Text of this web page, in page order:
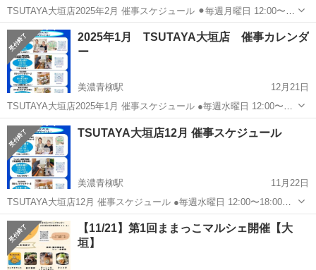
TSUTAYA大垣店2025年2月 催事スケジュール ⚫︎毎週月曜日 12:00〜
19:00 『やまと式かずたま術®︎』 摩利子の部屋 @suehiro7kztm ●毎月
第1、第3火曜日(4日、18日) 12:00〜1...
岐阜 大垣市 美濃青柳駅 ワークショップ 催事
2025年1月 TSUTAYA大垣店 催事カレンダ
ー
美濃青柳駅
12月21日
TSUTAYA大垣店2025年1月 催事スケジュール ●毎週水曜日 12:00〜
18:00 『手相・タロット・その他占い』 占い屋おひさまのて百家&真
世 @ohisamanotesou @momoka_tarotcar...
岐阜 大垣市 美濃青柳駅 ワークショップ
TSUTAYA大垣店12月 催事スケジュール
美濃青柳駅
11月22日
TSUTAYA大垣店12月 催事スケジュール ●毎週水曜日 12:00〜18:00
『手相・タロット・その他占い』 占い屋おひさまのて百家&真世
@ohisamanotesou @momoka_tarotcard ...
岐阜 大垣市 美濃青柳駅 ワークショップ TSUTAYA
【11/21】第1回ままっこマルシェ開催【大
垣】